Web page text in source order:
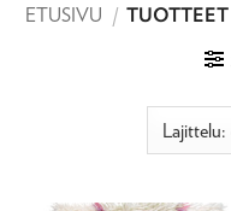
ETUSIVU / TUOTTEET